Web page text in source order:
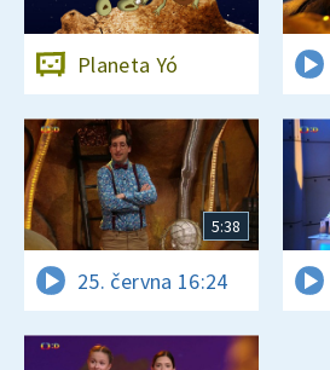
Planeta Yó
5:38
25. června 16:24